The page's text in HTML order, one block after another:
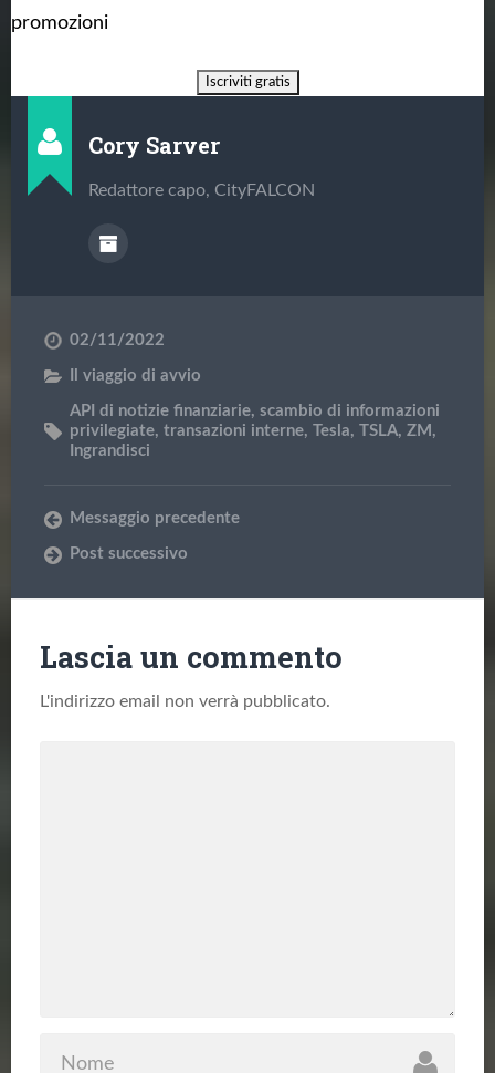
promozioni
Cory Sarver
Redattore capo, CityFALCON
02/11/2022
Il viaggio di avvio
API di notizie finanziarie, scambio di informazioni
privilegiate, transazioni interne, Tesla, TSLA, ZM ,
Ingrandisci
Messaggio precedente
Post successivo
Lascia un commento
L'indirizzo email non verrà pubblicato.